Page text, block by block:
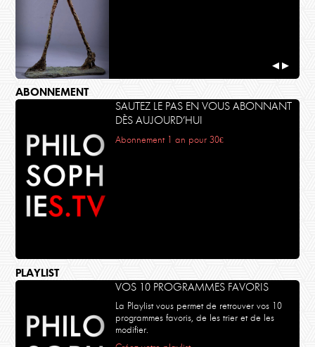
◀ ▶
ABONNEMENT
SAUTEZ LE PAS EN VOUS ABONNANT
DÈS AUJOURD’HUI
Abonnement 1 an pour 30€
PLAYLIST
VOS 10 PROGRAMMES FAVORIS
La Playlist vous permet de retrouver vos 10
programmes favoris, de les trier et de les
modifier.